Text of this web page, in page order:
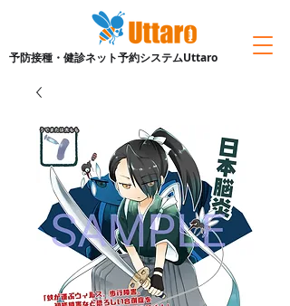
予防接種・健診ネット予約システムUttaro